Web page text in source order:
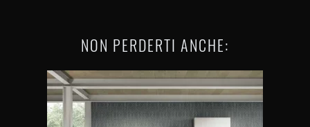
NON PERDERTI ANCHE: